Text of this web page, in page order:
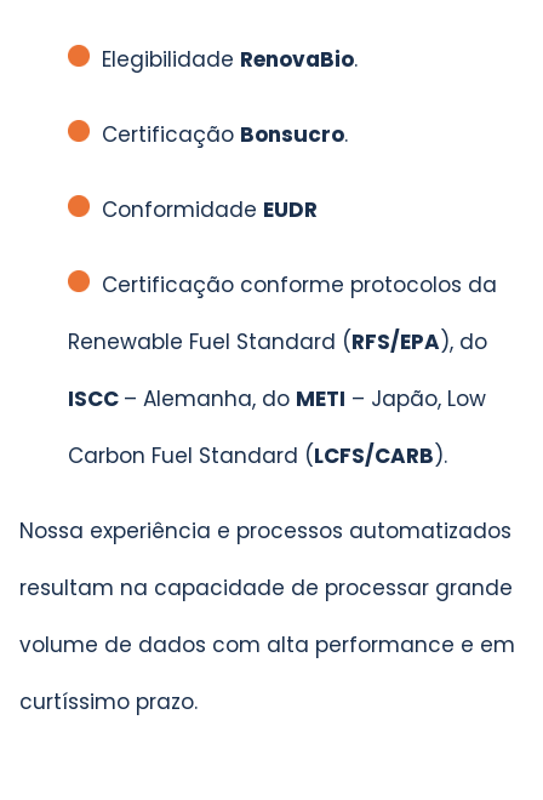
Elegibilidade RenovaBio.
Certificação Bonsucro.
Conformidade EUDR
Certificação conforme protocolos da
Renewable Fuel Standard (RFS/EPA), do
ISCC – Alemanha, do METI – Japão, Low
Carbon Fuel Standard (LCFS/CARB).
Nossa experiência e processos automatizados
resultam na capacidade de processar grande
volume de dados com alta performance e em
curtíssimo prazo.